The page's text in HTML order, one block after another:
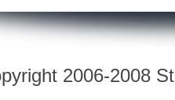
2006-2008